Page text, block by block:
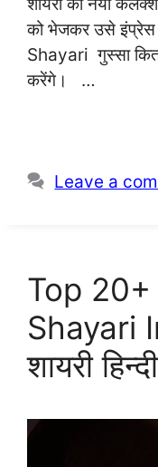
को भेजकर उसे
Shayari गुस्सा
करेंगे। …
Leave a
Top
Shayari
शायरी